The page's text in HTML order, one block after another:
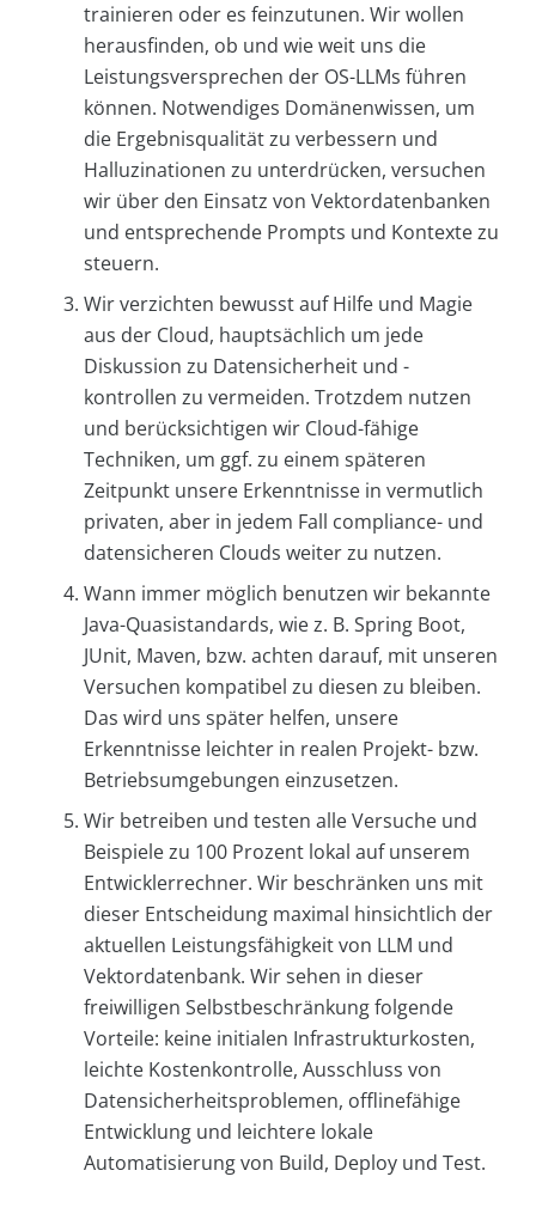
trainieren oder es feinzutunen. Wir wollen
herausfinden, ob und wie weit uns die
Leistungsversprechen der OS-LLMs führen
können. Notwendiges Domänenwissen, um
die Ergebnisqualität zu verbessern und
Halluzinationen zu unterdrücken, versuchen
wir über den Einsatz von Vektordatenbanken
und entsprechende Prompts und Kontexte zu
steuern.
Wir verzichten bewusst auf Hilfe und Magie
aus der Cloud, hauptsächlich um jede
Diskussion zu Datensicherheit und -
kontrollen zu vermeiden. Trotzdem nutzen
und berücksichtigen wir Cloud-fähige
Techniken, um ggf. zu einem späteren
Zeitpunkt unsere Erkenntnisse in vermutlich
privaten, aber in jedem Fall compliance- und
datensicheren Clouds weiter zu nutzen.
Wann immer möglich benutzen wir bekannte
Java-Quasistandards, wie z. B. Spring Boot,
JUnit, Maven, bzw. achten darauf, mit unseren
Versuchen kompatibel zu diesen zu bleiben.
Das wird uns später helfen, unsere
Erkenntnisse leichter in realen Projekt- bzw.
Betriebsumgebungen einzusetzen.
Wir betreiben und testen alle Versuche und
Beispiele zu 100 Prozent lokal auf unserem
Entwicklerrechner. Wir beschränken uns mit
dieser Entscheidung maximal hinsichtlich der
aktuellen Leistungsfähigkeit von LLM und
Vektordatenbank. Wir sehen in dieser
freiwilligen Selbstbeschränkung folgende
Vorteile: keine initialen Infrastrukturkosten,
leichte Kostenkontrolle, Ausschluss von
Datensicherheitsproblemen, offlinefähige
Entwicklung und leichtere lokale
Automatisierung von Build, Deploy und Test.